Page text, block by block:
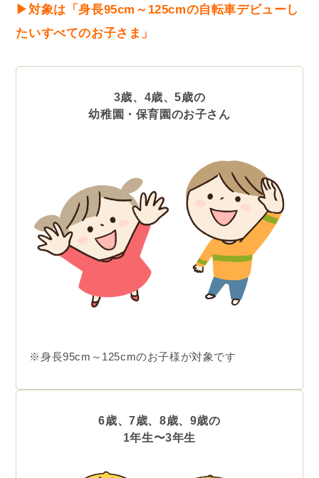
▶︎対象は「身長95cm～125cmの自転車デビューし
たいすべてのお子さま」
3歳、4歳、5歳の
幼稚園・保育園のお子さん
※身長95cm～125cmのお子様が対象です
6歳、7歳、8歳、9歳の
1年生〜3年生